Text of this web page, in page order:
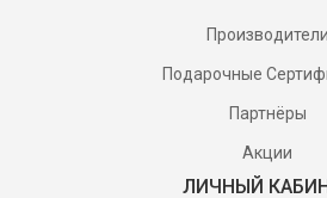
Производители
Подарочные
Партнёры
Акции
ЛИЧНЫЙ